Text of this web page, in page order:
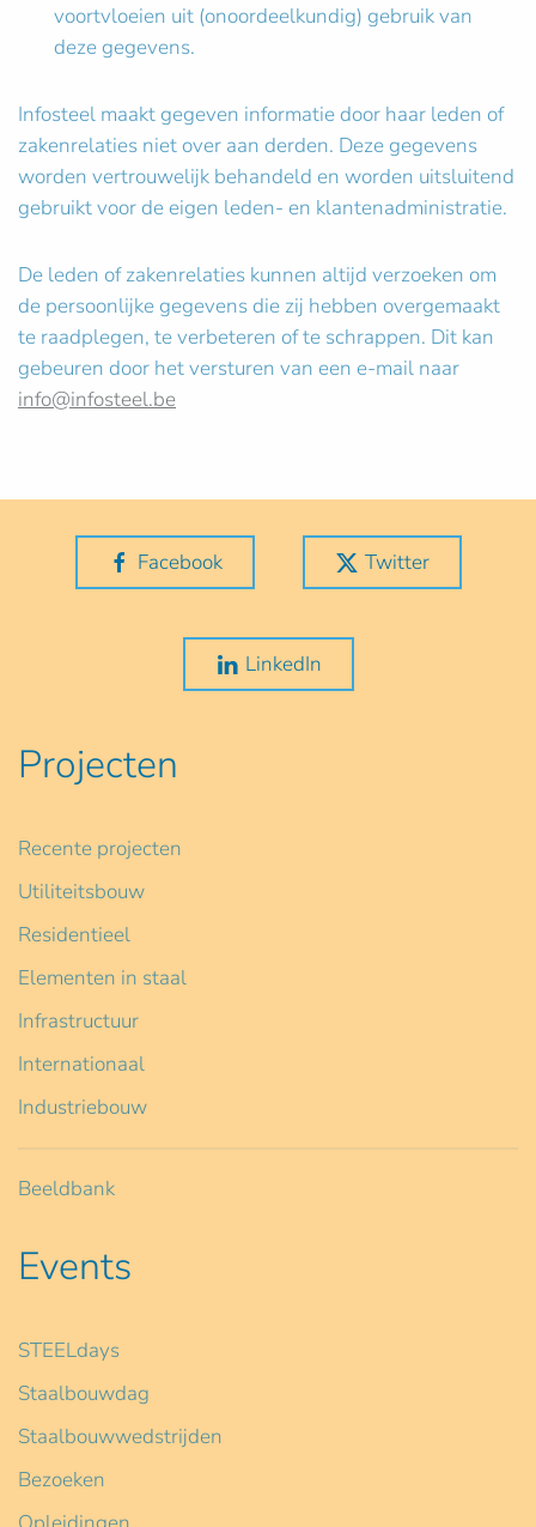
voortvloeien uit (onoordeelkundig) gebruik van
deze gegevens.
Infosteel maakt gegeven informatie door haar leden of
zakenrelaties niet over aan derden. Deze gegevens
worden vertrouwelijk behandeld en worden uitsluitend
gebruikt voor de eigen leden- en klantenadministratie.
De leden of zakenrelaties kunnen altijd verzoeken om
de persoonlijke gegevens die zij hebben overgemaakt
te raadplegen, te verbeteren of te schrappen. Dit kan
gebeuren door het versturen van een e-mail naar
info@infosteel.be
Facebook Twitter
LinkedIn
Projecten
Recente projecten
Utiliteitsbouw
Residentieel
Elementen in staal
Infrastructuur
Internationaal
Industriebouw
Beeldbank
Events
STEELdays
Staalbouwdag
Staalbouwwedstrijden
Bezoeken